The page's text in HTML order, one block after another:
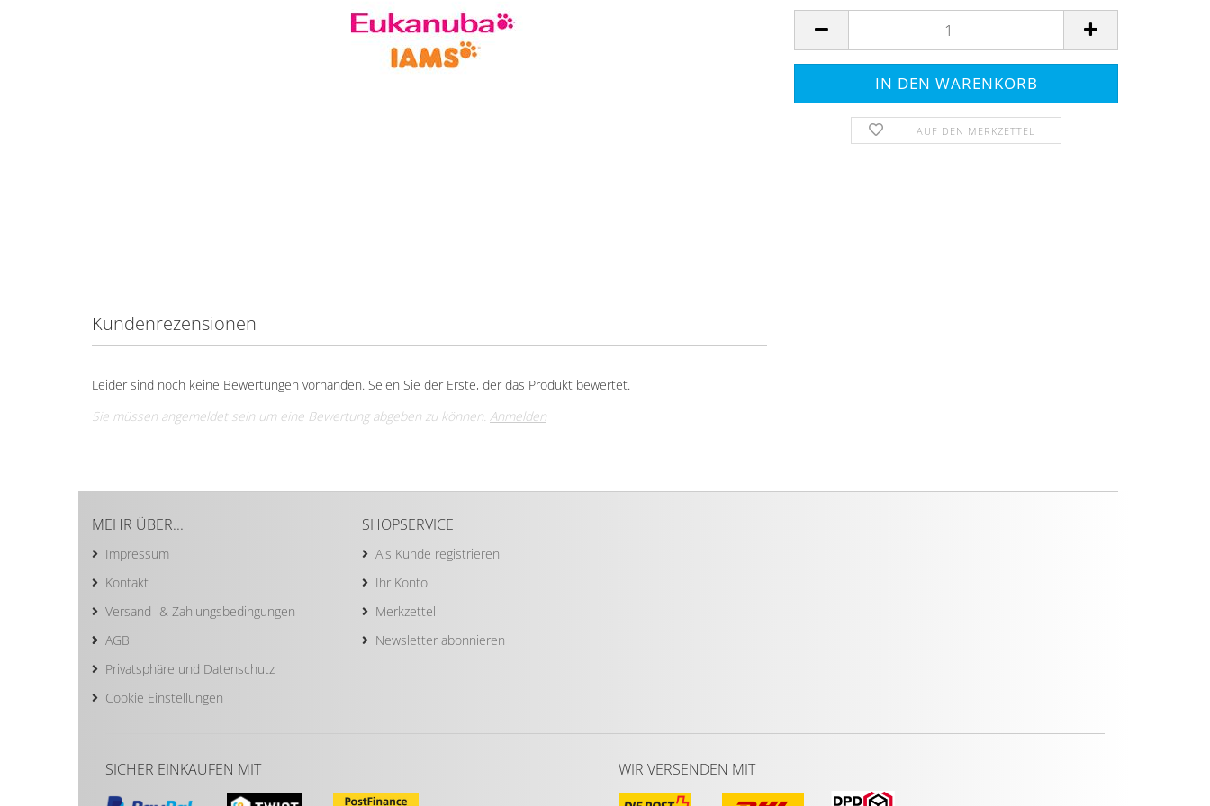
AUF DEN MERKZETTEL
Kundenrezensionen
Leider sind noch keine Bewertungen vorhanden. Seien Sie der Erste, der das Produkt bewertet.
Sie müssen angemeldet sein um eine Bewertung abgeben zu können. Anmelden
MEHR ÜBER...
Impressum
Kontakt
Versand- & Zahlungsbedingungen
AGB
Privatsphäre und Datenschutz
Cookie Einstellungen
SHOPSERVICE
Als Kunde registrieren
Ihr Konto
Merkzettel
Newsletter abonnieren
SICHER EINKAUFEN MIT WIR VERSENDEN MIT